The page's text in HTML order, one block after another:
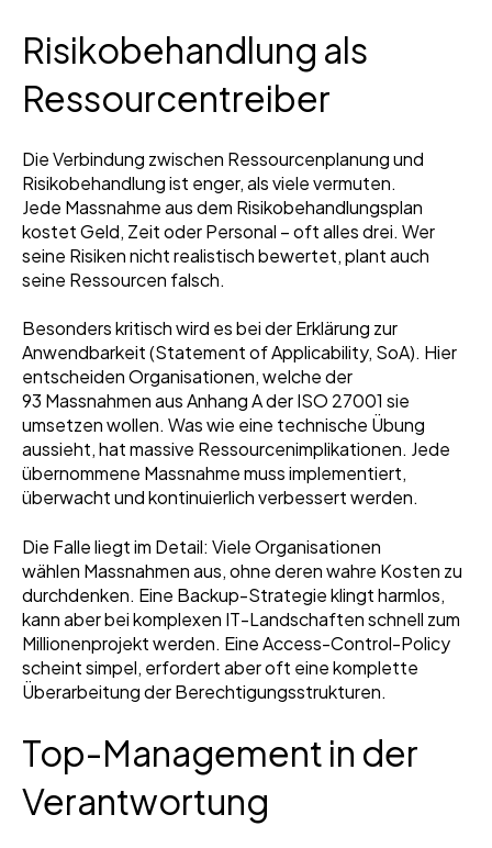
Risikobehandlung als
Ressourcentreiber
Die Verbindung zwischen Ressourcenplanung und
Risikobehandlung ist enger, als viele vermuten.
Jede Massnahme aus dem Risikobehandlungsplan
kostet Geld, Zeit oder Personal – oft alles drei. Wer
seine Risiken nicht realistisch bewertet, plant auch
seine Ressourcen falsch.
Besonders kritisch wird es bei der Erklärung zur
Anwendbarkeit (Statement of Applicability, SoA). Hier
entscheiden Organisationen, welche der
93 Massnahmen aus Anhang A der ISO 27001 sie
umsetzen wollen. Was wie eine technische Übung
aussieht, hat massive Ressourcenimplikationen. Jede
übernommene Massnahme muss implementiert,
überwacht und kontinuierlich verbessert werden.
Die Falle liegt im Detail: Viele Organisationen
wählen Massnahmen aus, ohne deren wahre Kosten zu
durchdenken. Eine Backup-Strategie klingt harmlos,
kann aber bei komplexen IT-Landschaften schnell zum
Millionenprojekt werden. Eine Access-Control-Policy
scheint simpel, erfordert aber oft eine komplette
Überarbeitung der Berechtigungsstrukturen.
Top-Management in der
Verantwortung